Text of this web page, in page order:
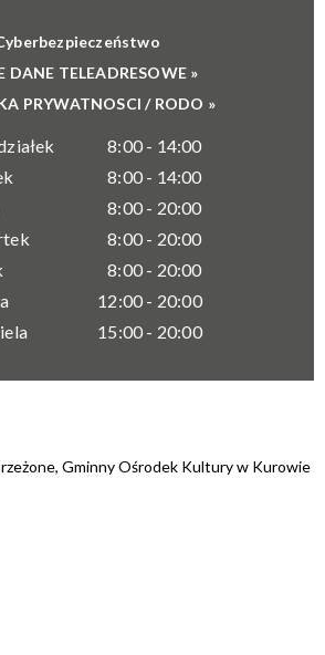
DANE TELEADRESOWE »
PRYWATNOSCI / RODO »
8:00 - 14:00
8:00 - 14:00
8:00 - 20:00
8:00 - 20:00
8:00 - 20:00
12:00 - 20:00
15:00 - 20:00
Gminny Ośrodek Kultury w Kurowie